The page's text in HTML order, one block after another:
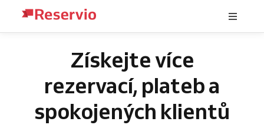
Získejte více
rezervací, plateb a
spokojených klientů